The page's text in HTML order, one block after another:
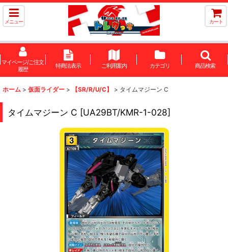
メニュー カート
マイページ/ご注文
履歴
特商法表示 ご利用案内 カテゴリ 商品検索
ホーム > 仮面ライダー > 【SR/R/U/C】 > タイムマジーン C
タイムマジーン C [UA29BT/KMR-1-028]